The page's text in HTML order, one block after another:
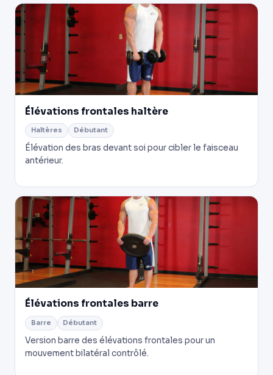
Élévations frontales haltère
Haltères Débutant
Élévation des bras devant soi pour cibler le faisceau
antérieur.
Élévations frontales barre
Barre Débutant
Version barre des élévations frontales pour un
mouvement bilatéral contrôlé.